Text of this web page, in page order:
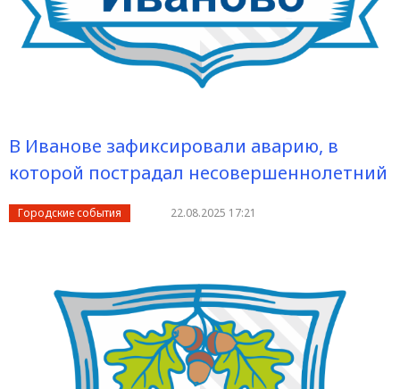
В Иванове зафиксировали аварию, в
которой пострадал несовершеннолетний
Городские события 22.08.2025 17:21